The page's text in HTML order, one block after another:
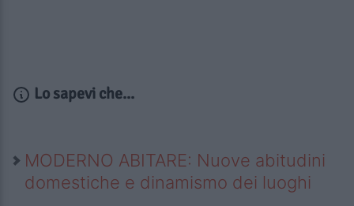
Lo sapevi che...
MODERNO ABITARE: Nuove abitudini
domestiche e dinamismo dei luoghi